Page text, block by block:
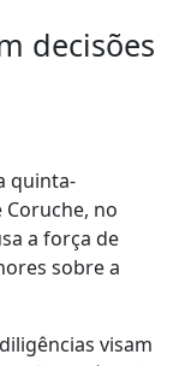
decisões
quinta-
no
a força de
sobre a
visam